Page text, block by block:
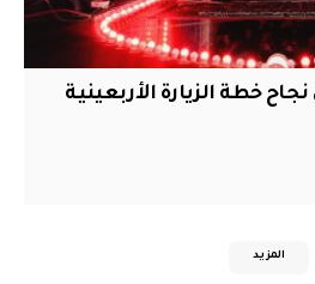
خطة الزيارة الأربعينية
المزيد